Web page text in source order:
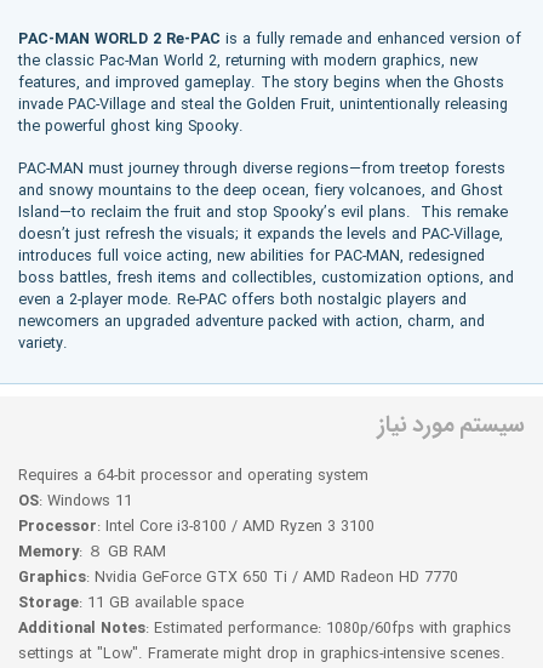
PAC-MAN WORLD 2 Re-PAC is a fully remade and enhanced version of
the classic Pac-Man World 2, returning with modern graphics, new
features, and improved gameplay. The story begins when the Ghosts
invade PAC-Village and steal the Golden Fruit, unintentionally releasing
the powerful ghost king Spooky.
PAC-MAN must journey through diverse regions—from treetop forests
and snowy mountains to the deep ocean, fiery volcanoes, and Ghost
Island—to reclaim the fruit and stop Spooky’s evil plans. This remake
doesn’t just refresh the visuals; it expands the levels and PAC-Village,
introduces full voice acting, new abilities for PAC-MAN, redesigned
boss battles, fresh items and collectibles, customization options, and
even a 2-player mode. Re-PAC offers both nostalgic players and
newcomers an upgraded adventure packed with action, charm, and
variety.
سیستم مورد نیاز
Requires a 64-bit processor and operating system
OS: Windows 11
Processor: Intel Core i3-8100 / AMD Ryzen 3 3100
Memory: ８ GB RAM
Graphics: Nvidia GeForce GTX 650 Ti / AMD Radeon HD 7770
Storage: 11 GB available space
Additional Notes: Estimated performance: 1080p/60fps with graphics
settings at "Low". Framerate might drop in graphics-intensive scenes.